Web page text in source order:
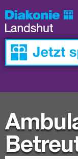
to
content